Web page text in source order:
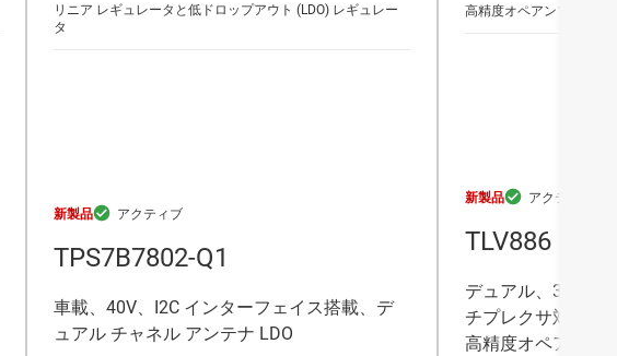
リニア レギュレータと低ドロップアウト (LDO) レギュレー
タ
新製品
TPS7B7802-Q1
車載、40V、I2C インターフェイス搭載、デ
ュアル チャネル アンテナ LDO
高精度オペアンプ (VOS
新製品
TLV886
デュアル、36V、
チプレクサ対応、
高精度オペアンプ